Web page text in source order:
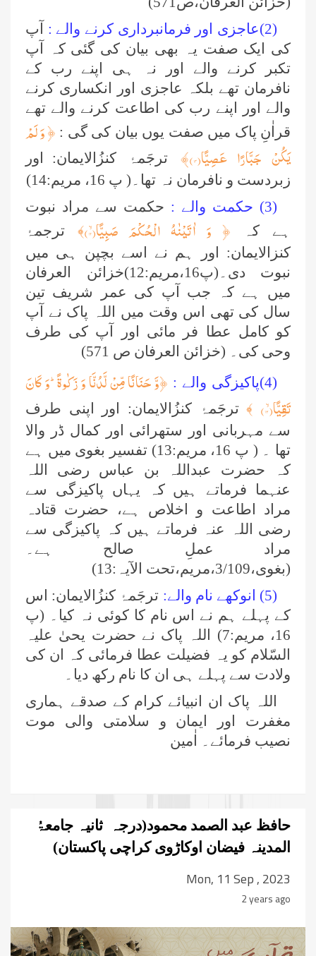
(2)عاجزی اور فرمانبرداری کرنے والے :
آپ
کی ایک صفت یہ بھی بیان کی گئی کہ آپ
تکبر کرنے والے اور نہ ہی اپنے رب کے
نافرمان تھے بلکہ عاجزی اور انکساری کرنے
والے اور اپنے رب کی اطاعت کرنے والے تھے
قراٰنِ پاک میں صفت یوں بیان کی گی : ﴿وَ لَمْ
یَكُنْ جَبَّارًا عَصِیًّا(۱۴)﴾ ترجَمۂ کنزُالایمان:
اور
زبردست و نافرمان نہ تھا۔( پ 16، مریم:14)
(3) حکمت والے :
حکمت سے مراد نبوت
ہے کہ ﴿ وَ اٰتَیْنٰهُ الْحُكْمَ صَبِیًّاۙ(۱۲)﴾
ترجمۂ
کنزالایمان: اور ہم نے اسے بچپن ہی میں
نبوت دی۔(پ16،مریم:12)خزائن العرفان
میں ہے کہ جب آپ کی عمر شریف تین
سال کی تھی اس وقت میں اللہ پاک نے آپ
کو کامل عطا فر مائی اور آپ کی طرف
وحی کی۔ (خزائن العرفان ص 571)
(4)پاکیزگی والے :
﴿وَّ حَنَانًا مِّنْ لَّدُنَّا وَ زَكٰوةًؕ-وَ كَانَ
تَقِیًّاۙ(۱۳) ﴾ترجَمۂ کنزُالایمان: اور اپنی طرف
سے مہربانی اور ستھرائی اور کمال ڈر والا
تھا ۔ ( پ 16، مریم:13) تفسیر بغوی میں ہے
کہ حضرت عبداللہ بن عباس رضی اللہ
عنہما فرماتے ہیں کہ یہاں پاکیزگی سے
مراد اطاعت و اخلاص ہے، حضرت قتادہ
رضی اللہ عنہ فرماتے ہیں کہ پاکیزگی سے
مراد عملِ صالح ہے۔
(بغوی،3/109،مریم،تحت الآیہ:13)
(5) انوکھے نام والے:
ترجَمۂ کنزُالایمان: اس
کے پہلے ہم نے اس نام کا کوئی نہ کیا۔ (پ
16، مریم:7) اللہ پاک نے حضرت یحیٰ علیہ
السّلام کو یہ فضیلت عطا فرمائی کہ ان کی
ولادت سے پہلے ہی ان کا نام رکھ دیا۔
اللہ پاک ان انبیائے کرام کے صدقے ہماری
مغفرت اور ایمان و سلامتی والی موت
نصیب فرمائے۔ اٰمین
حافظ عبد الصمد محمود(درجہ ثانیہ جامعۃُ
المدینہ فیضان اوکاڑوی کراچی پاکستان)
Mon, 11 Sep , 2023
2 years ago